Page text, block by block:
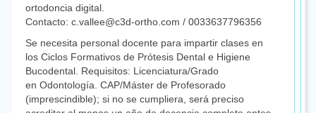
ortodoncia digital.
Contacto: c.vallee@c3d-ortho.com / 0033637796356
Se necesita personal docente para impartir clases en
los Ciclos Formativos de Prótesis Dental e Higiene
Bucodental. Requisitos: Licenciatura/Grado
en Odontología. CAP/Máster de Profesorado
(imprescindible); si no se cumpliera, será preciso